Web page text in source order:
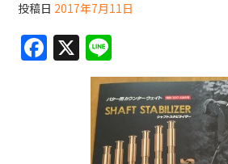
投稿日 2017年7月11日
F
a
X
n
e